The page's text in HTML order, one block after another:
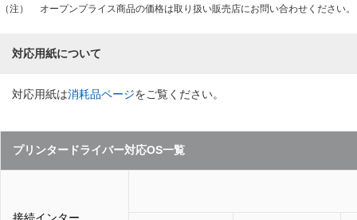
（注）
オープンプライス商品の価格は取り扱い販売店にお問い合わせください。
対応用紙について
対応用紙は消耗品ページをご覧ください。
プリンタードライバー対応OS一覧